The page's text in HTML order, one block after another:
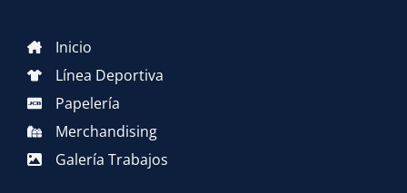
Inicio
Línea Deportiva
Papelería
Merchandising
Galería Trabajos